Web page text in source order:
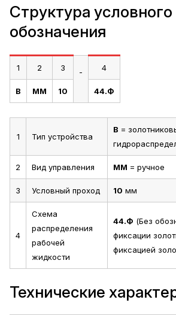
Структура условного
обозначения
1 2 3 - 4
В ММ 10 44.Ф
1 Тип устройства
В =
2 Вид управления ММ = ручное
3 Условный проход 10 мм
4
Схема
распределения
рабочей
жидкости
44.Ф (Без
фиксации
фиксацией
Технические